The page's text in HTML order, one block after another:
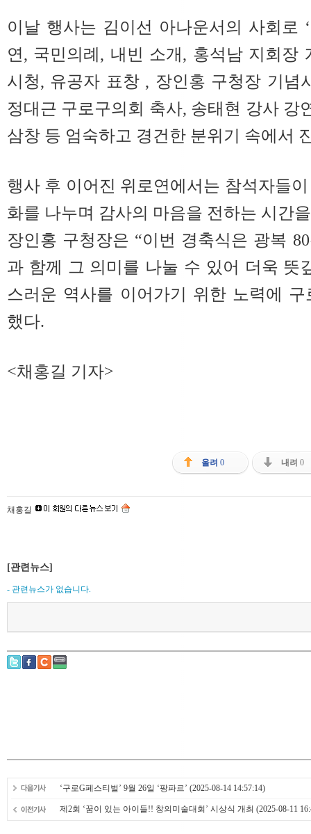
이날 행사는 김이선 아나운서의 사회로
연, 국민의례, 내빈 소개, 홍석남 지회장
시청, 유공자 표창 , 장인홍 구청장 기념
정대근 구로구의회 축사, 송태현 강사 강
삼창 등 엄숙하고 경건한 분위기 속에서
행사 후 이어진 위로연에서는 참석자들
화를 나누며 감사의 마음을 전하는 시간
장인홍 구청장은 “이번 경축식은 광복
과 함께 그 의미를 나눌 수 있어 더욱 뜻
스러운 역사를 이어가기 위한 노력에
했다.
<채홍길 기자>
올려 0 내려 0
채홍길
[관련뉴스]
- 관련뉴스가 없습니다.
‘구로G페스티벌’ 9월 26일 ‘팡파르’ (2025-08-14 14:57:14)
제2회 ‘꿈이 있는 아이들!! 창의미술대회’ 시상식 개최 (2025-08-11